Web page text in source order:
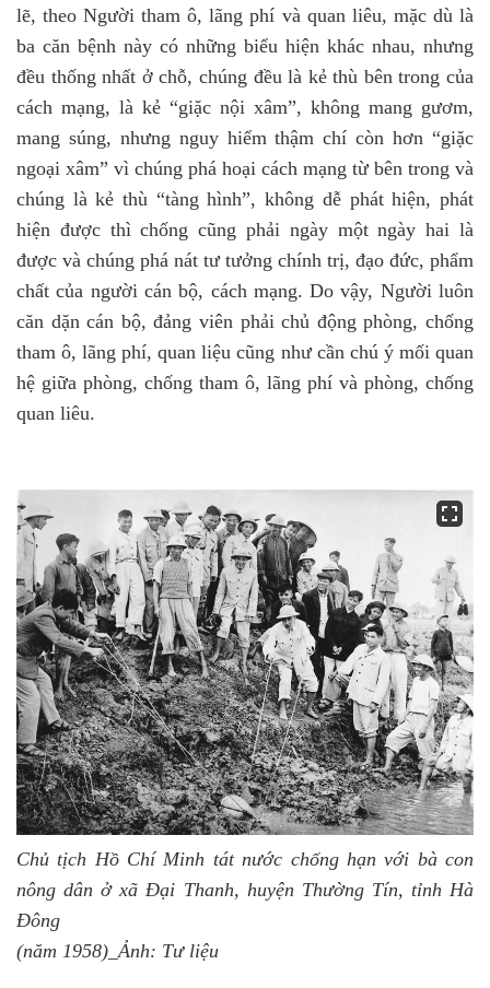
lẽ, theo Người tham ô, lãng phí và quan liêu, mặc dù là
ba căn bệnh này có những biểu hiện khác nhau, nhưng
đều thống nhất ở chỗ, chúng đều là kẻ thù bên trong của
cách mạng, là kẻ “giặc nội xâm”, không mang gươm,
mang súng, nhưng nguy hiểm thậm chí còn hơn “giặc
ngoại xâm” vì chúng phá hoại cách mạng từ bên trong và
chúng là kẻ thù “tàng hình”, không dễ phát hiện, phát
hiện được thì chống cũng phải ngày một ngày hai là
được và chúng phá nát tư tưởng chính trị, đạo đức, phẩm
chất của người cán bộ, cách mạng. Do vậy, Người luôn
căn dặn cán bộ, đảng viên phải chủ động phòng, chống
tham ô, lãng phí, quan liệu cũng như cần chú ý mối quan
hệ giữa phòng, chống tham ô, lãng phí và phòng, chống
quan liêu.
Chủ tịch Hồ Chí Minh tát nước chống hạn với bà con
nông dân ở xã Đại Thanh, huyện Thường Tín, tỉnh Hà
Đông
(năm 1958)_Ảnh: Tư liệu